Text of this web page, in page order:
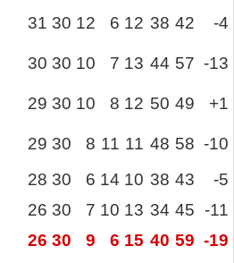
31 30 12 6 12 38 42 -4
30 30 10 7 13 44 57 -13
29 30 10 8 12 50 49 +1
29 30 8 11 11 48 58 -10
28 30 6 14 10 38 43
-5
26 30 7 10 13 34 45 -11
26 30 9 6 15 40 59 -19